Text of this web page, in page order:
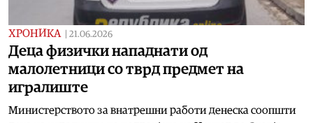
ХРОНИКА 21.06.2026
Деца физички нападнати од
малолетници со тврд предмет на
игралиште
Министерството за внатрешни работи денеска соопшти